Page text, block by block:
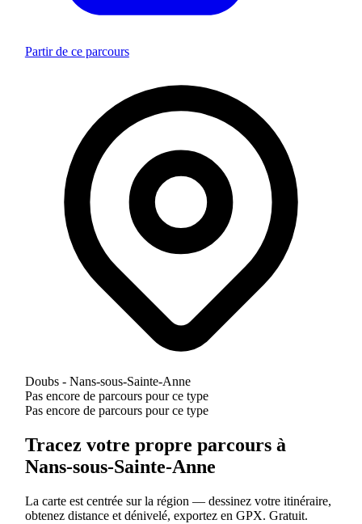
Partir de ce parcours
Doubs - Nans-sous-Sainte-Anne
Pas encore de parcours pour ce type
Pas encore de parcours pour ce type
Tracez votre propre parcours à
Nans-sous-Sainte-Anne
La carte est centrée sur la région — dessinez votre itinéraire,
obtenez distance et dénivelé, exportez en GPX. Gratuit.